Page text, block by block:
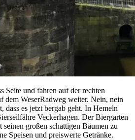
Seite und fahren auf der rechten
dem WeserRadweg weiter. Nein, nein
dass es jetzt bergab geht. In Hemeln
Veckerhagen. Der Biergarten
großen schattigen Bäumen zu
Speisen und preiswerte Getränke.